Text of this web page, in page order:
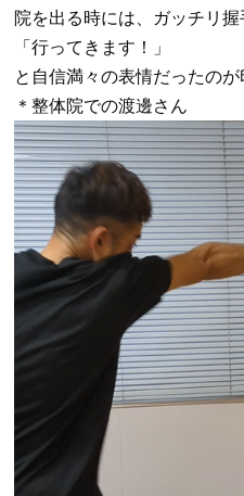
院を出る時には、ガッチリ握
「行ってきます！」
と自信満々の表情だったのが
＊整体院での渡邊さん